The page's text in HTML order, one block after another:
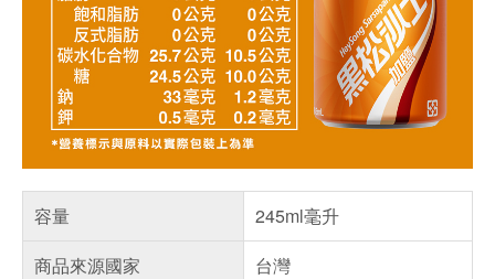
容量
245ml毫升
商品來源國家
台灣